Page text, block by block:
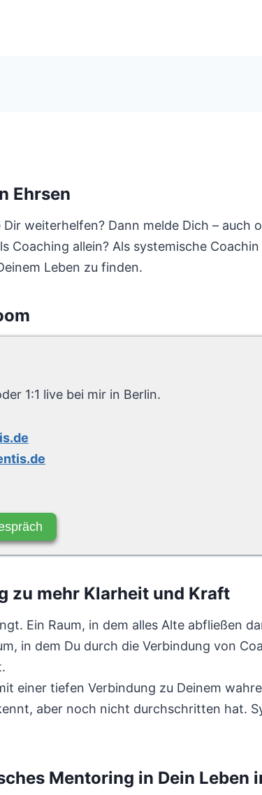
Ehrsen
weiterhelfen? Dann melde Dich – auch
Coaching allein? Als systemische
Leben zu finden.
1:1 live bei mir in Berlin.
zu mehr Klarheit und Kraft
Ein Raum, in dem alles Alte abfließen
in dem Du durch die Verbindung von
einer tiefen Verbindung zu Deinem
aber noch nicht durchschritten hat.
Mentoring in Dein Leben